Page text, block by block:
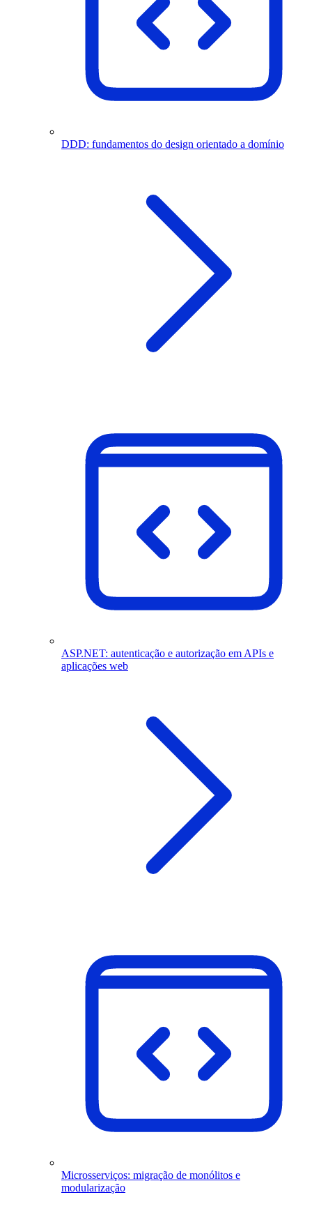
DDD: fundamentos do design orientado a domínio
ASP.NET: autenticação e autorização em APIs e
aplicações web
Microsserviços: migração de monólitos e
modularização